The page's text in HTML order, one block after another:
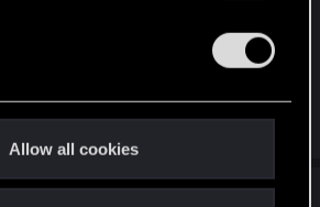
Allow all cookies
biletowany dla